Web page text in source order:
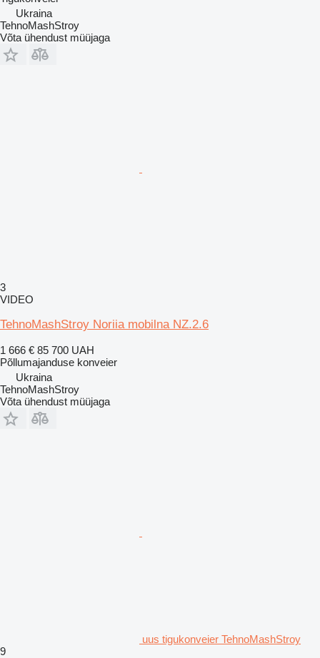
Ukraina
TehnoMashStroy
Võta ühendust müüjaga
3
VIDEO
TehnoMashStroy Noriia mobilna NZ.2.6
1 666 € 85 700 UAH
Põllumajanduse konveier
Ukraina
TehnoMashStroy
Võta ühendust müüjaga
uus tigukonveier TehnoMashStroy
9